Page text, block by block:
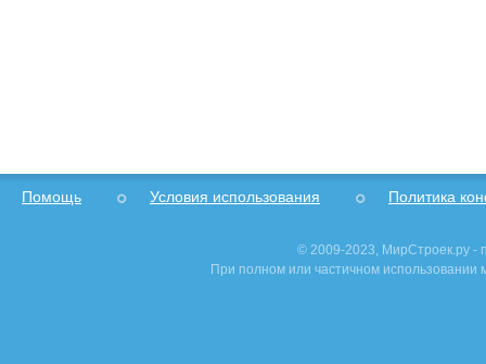
Помощь Условия использования Политика
© 2009-2023, МирСтроек.ру -
При полном или частичном использовании